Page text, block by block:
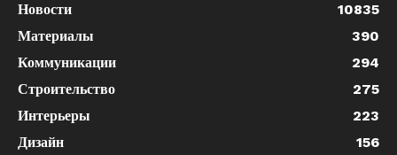
Новости
10835
Материалы
390
Коммуникации
294
Строительство
275
Интерьеры
223
Дизайн
156